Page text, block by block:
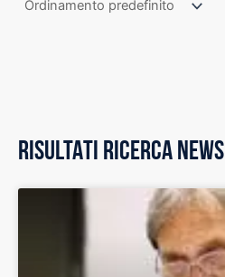
RISULTATI RICERCA NEWS